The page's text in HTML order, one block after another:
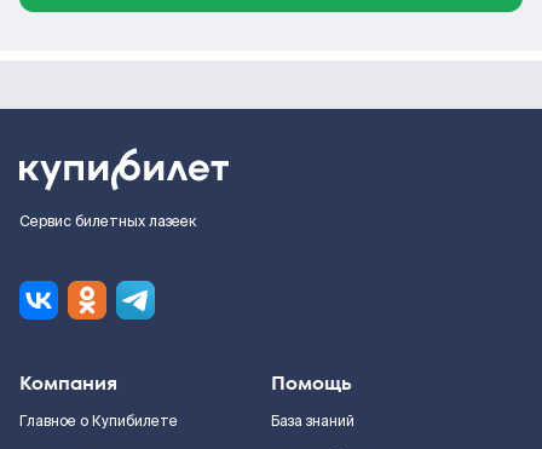
Сервис билетных лазеек
Компания
Главное о Купибилете
Помощь
База знаний